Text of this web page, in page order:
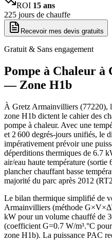
ROI 15 ans
225 jours de chauffe
Recevoir mes devis gratuits
Gratuit & Sans engagement
Pompe à Chaleur à
— Zone H1b
À Gretz Armainvilliers (77220),
zone H1b dictent le cahier des
pompe à chaleur. Avec une
et 2 600 degrés-jours unifiés, le
impérativement prévoir une
déperditions thermiques de 6.7
air/eau haute température
plancher chauffant basse
majorité du parc après 2012
Le bilan thermique simplifié de
Armainvilliers (méthode
kW pour un volume chauffé de
(coefficient G=0.7 W/m³.°C
zone H1b). La puissance PAC